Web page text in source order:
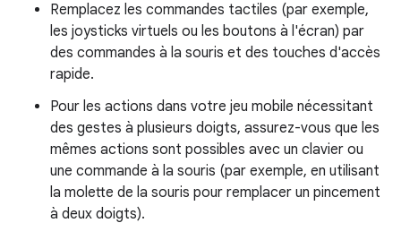
Remplacez les commandes tactiles (par exemple,
les joysticks virtuels ou les boutons à l'écran) par
des commandes à la souris et des touches d'accès
rapide.
Pour les actions dans votre jeu mobile nécessitant
des gestes à plusieurs doigts, assurez-vous que les
mêmes actions sont possibles avec un clavier ou
une commande à la souris (par exemple, en utilisant
la molette de la souris pour remplacer un pincement
à deux doigts).